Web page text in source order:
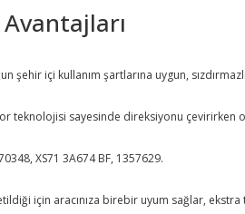
şehir içi kullanım şartlarına uygun,
teknolojisi sayesinde direksiyonu çevirirken
XS71 3A674 BF, 1357629.
için aracınıza birebir uyum sağlar,